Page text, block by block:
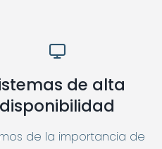
de alta
disponibilidad
de la importancia de